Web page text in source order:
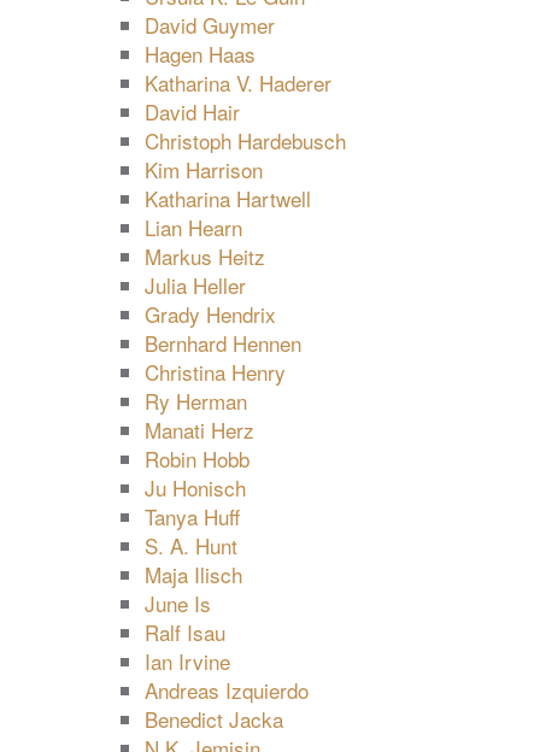
David Guymer
Hagen Haas
Katharina V. Haderer
David Hair
Christoph Hardebusch
Kim Harrison
Katharina Hartwell
Lian Hearn
Markus Heitz
Julia Heller
Grady Hendrix
Bernhard Hennen
Christina Henry
Ry Herman
Manati Herz
Robin Hobb
Ju Honisch
Tanya Huff
S. A. Hunt
Maja Ilisch
June Is
Ralf Isau
Ian Irvine
Andreas Izquierdo
Benedict Jacka